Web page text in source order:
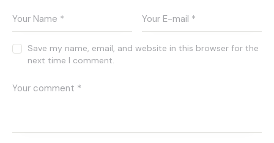
Save my name, email, and website in this browser for the
next time I comment.